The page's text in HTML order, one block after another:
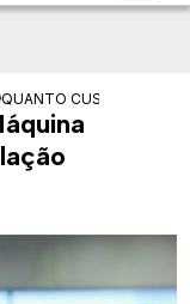
COPIADORA
QUANTO CUSTA